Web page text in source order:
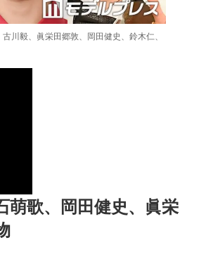
川毅、眞栄田郷敦、岡田健史、鈴木仁、
萌歌、岡田健史、眞栄